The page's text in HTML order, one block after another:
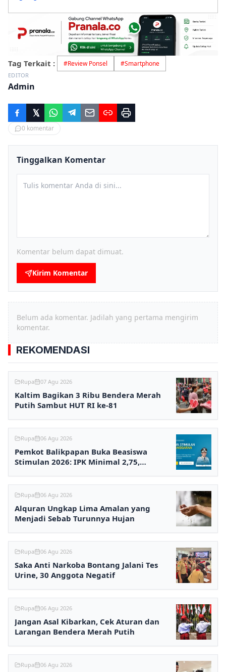
Tag Terkait : #Review Ponsel #Smartphone
EDITOR
Admin
0 komentar
Tinggalkan Komentar
Komentar belum dapat dimuat.
Kirim Komentar
Belum ada komentar. Jadilah yang pertama mengirim
komentar.
REKOMENDASI
Rupa 07 Agu 2026
Kaltim Bagikan 3 Ribu Bendera Merah
Putih Sambut HUT RI ke-81
Rupa 06 Agu 2026
Pemkot Balikpapan Buka Beasiswa
Stimulan 2026: IPK Minimal 2,75,
Rupa 06 Agu 2026
Alquran Ungkap Lima Amalan yang
Menjadi Sebab Turunnya Hujan
Rupa 06 Agu 2026
Saka Anti Narkoba Bontang Jalani Tes
Urine, 30 Anggota Negatif
Rupa 06 Agu 2026
Jangan Asal Kibarkan, Cek Aturan dan
Larangan Bendera Merah Putih
Rupa 06 Agu 2026